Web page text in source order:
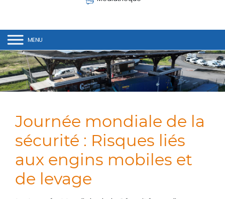
Journée mondiale de la
sécurité : Risques liés
aux engins mobiles et
de levage